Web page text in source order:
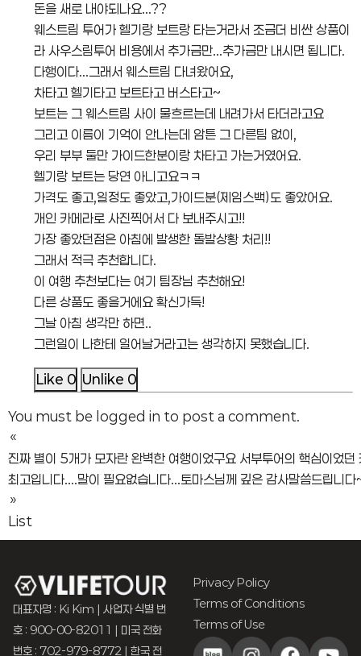
돈을 새로 내야되나요...??
웨스트림 투어가 헬기랑 보트랑 타는거라서 조금더 비싼 상품이
라 사우스림투어 비용에서 추가금만...추가금만 내시면 됩니다.
다행이다...그래서 웨스트림 다녀왔어요,
차타고 헬기타고 보트타고 버스타고~
보트는 그 웨스트림 사이 물흐르는데 내려가서 타더라고요
그리고 이름이 기억이 안나는데 암튼 그 다른팀 없이,
우리 부부 둘만 가이드한분이랑 차타고 가는거였어요.
헬기랑 보트는 당연 아니고요ㅋㅋ
가격도 좋고,일정도 좋았고,가이드분(제임스백)도 좋았어요.
개인 카메라로 사진찍어서 다 보내주시고!!
가장 좋았던점은 아침에 발생한 돌발상황 처리!!
그래서 적극 추천합니다.
이 여행 추천보다는 여기 팀장님 추천해요!
다른 상품도 좋을거에요 확신가득!
그날 아침 생각만 하면..
그런일이 나한테 일어날거라고는 생각하지 못했습니다.
Like 0 Unlike 0
You must be logged in to post a comment.
«
진짜 별이 5개가 모자란 완벽한 여행이었구요 서부투어의 핵심이었
최고입니다....말이 필요없습니다...토마스님께 깊은 감사말씀드립니다
»
List
대표자명 : Ki Kim | 사업자 식별 번
호 : 900-00-82011 | 미국 전화
번호 : 702-979-8772 | 한국 전
Privacy Policy
Terms of Conditions
Terms of Use